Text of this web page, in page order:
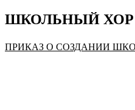
ШКОЛЬНЫЙ ХОР
ПРИКАЗ О СОЗДАНИИ